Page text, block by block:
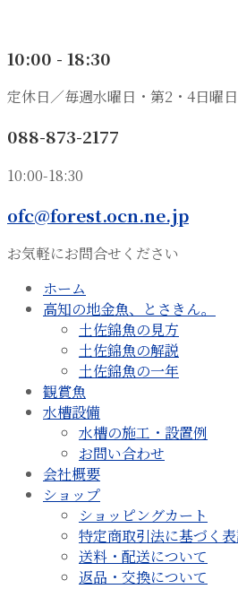
10:00 - 18:30
定休日／毎週水曜日・第2・4日曜日
088-873-2177
10:00-18:30
ofc@forest.ocn.ne.jp
お気軽にお問合せください
ホーム
高知の地金魚、とさきん。
土佐錦魚の見方
土佐錦魚の解説
土佐錦魚の一年
観賞魚
水槽設備
水槽の施工・設置例
お問い合わせ
会社概要
ショップ
ショッピングカート
特定商取引法に基づく
送料・配送について
返品・交換について